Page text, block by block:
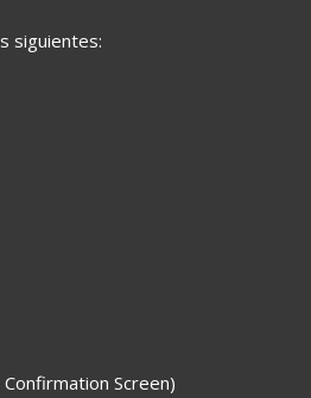
siguientes:
Screen)